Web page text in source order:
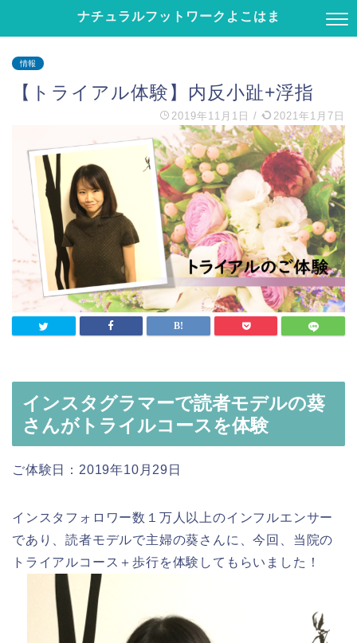
ナチュラルフットワークよこはま
情報
【トライアル体験】内反小趾+浮指
2019年11月1日 / 2021年1月7日
インスタグラマーで読者モデルの葵
さんがトライルコースを体験
ご体験日：2019年10月29日
インスタフォロワー数１万人以上のインフルエンサー
であり、読者モデルで主婦の葵さんに、今回、当院の
トライアルコース＋歩行を体験してもらいました！